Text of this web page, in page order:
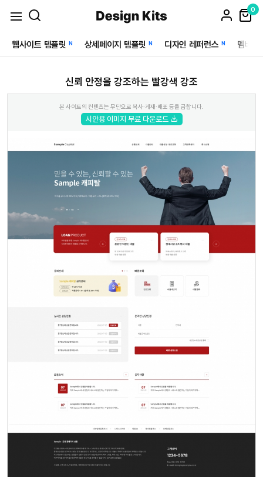
0
웹사이트 템플릿 N 상세페이지 템플릿 N 디자인 레퍼런스 N 멤버십
신뢰 안정을 강조하는 빨강색 강조
본 사이트의 컨텐츠는 무단으로 복사·게재·배포 등을 금합니다.
시안용 이미지 무료 다운로드